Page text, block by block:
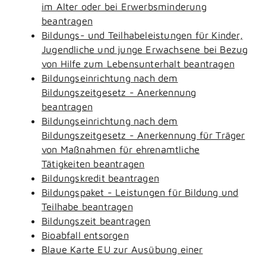
im Alter oder bei Erwerbsminderung
beantragen
Bildungs- und Teilhabeleistungen für Kinder,
Jugendliche und junge Erwachsene bei Bezug
von Hilfe zum Lebensunterhalt beantragen
Bildungseinrichtung nach dem
Bildungszeitgesetz - Anerkennung
beantragen
Bildungseinrichtung nach dem
Bildungszeitgesetz - Anerkennung für Träger
von Maßnahmen für ehrenamtliche
Tätigkeiten beantragen
Bildungskredit beantragen
Bildungspaket - Leistungen für Bildung und
Teilhabe beantragen
Bildungszeit beantragen
Bioabfall entsorgen
Blaue Karte EU zur Ausübung einer